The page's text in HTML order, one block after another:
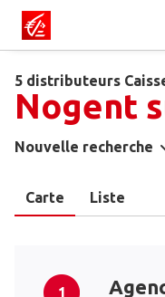
5 distributeurs
Nogent
Nouvelle recherche
Carte Liste
1